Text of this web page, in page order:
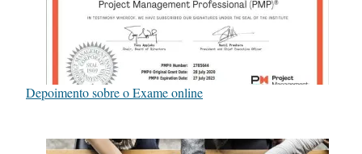
Depoimento sobre o Exame online